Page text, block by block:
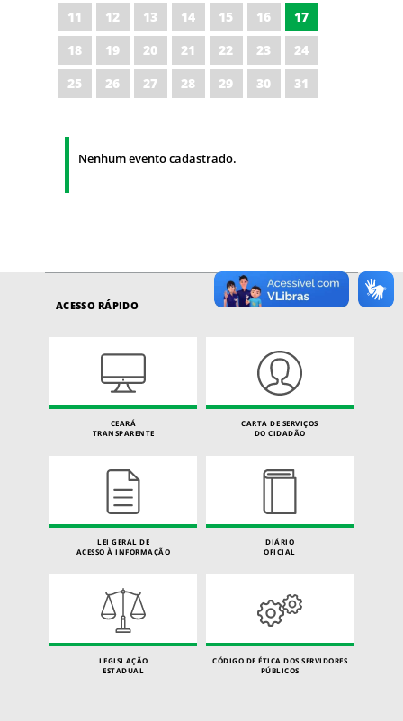
11
12 13 14 15 16
17
18
19 20 21 22 23
24
25
26 27 28 29 30 31
Nenhum evento cadastrado.
ACESSO RÁPIDO
CEARÁ
TRANSPARENTE
CARTA DE SERVIÇOS
DO CIDADÃO
LEI GERAL DE
ACESSO À INFORMAÇÃO
DIÁRIO
OFICIAL
LEGISLAÇÃO
ESTADUAL
CÓDIGO DE ÉTICA DOS SERVIDORES
PÚBLICOS